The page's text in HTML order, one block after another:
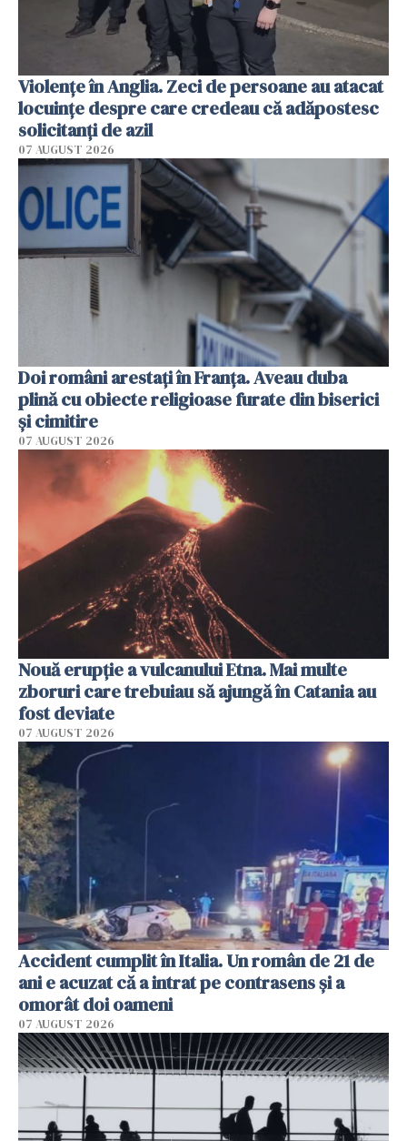
Violenţe în Anglia. Zeci de persoane au atacat
locuinţe despre care credeau că adăpostesc
solicitanţi de azil
07 AUGUST 2026
Doi români arestați în Franța. Aveau duba
plină cu obiecte religioase furate din biserici
și cimitire
07 AUGUST 2026
Nouă erupție a vulcanului Etna. Mai multe
zboruri care trebuiau să ajungă în Catania au
fost deviate
07 AUGUST 2026
Accident cumplit în Italia. Un român de 21 de
ani e acuzat că a intrat pe contrasens și a
omorât doi oameni
07 AUGUST 2026